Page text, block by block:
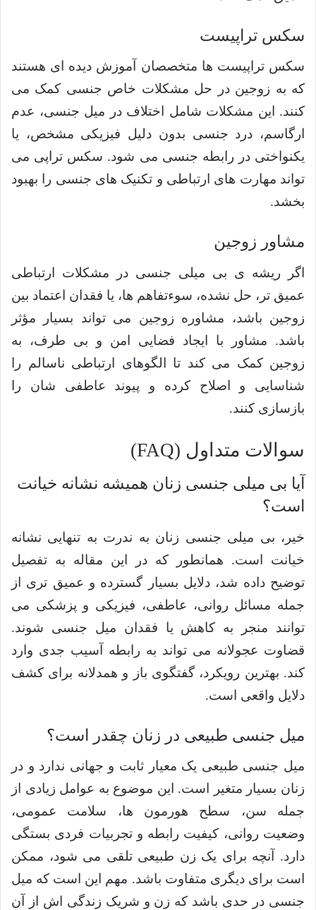
سکس تراپیست
سکس تراپیست ها متخصصان آموزش دیده ای هستند
که به زوجین در حل مشکلات خاص جنسی کمک می
کنند. این مشکلات شامل اختلاف در میل جنسی، عدم
ارگاسم، درد جنسی بدون دلیل فیزیکی مشخص، یا
یکنواختی در رابطه جنسی می شود. سکس تراپی می
تواند مهارت های ارتباطی و تکنیک های جنسی را بهبود
بخشد.
مشاور زوجین
اگر ریشه ی بی میلی جنسی در مشکلات ارتباطی
عمیق تر، حل نشده، سوءتفاهم ها، یا فقدان اعتماد بین
زوجین باشد، مشاوره زوجین می تواند بسیار مؤثر
باشد. مشاور با ایجاد فضایی امن و بی طرف، به
زوجین کمک می کند تا الگوهای ارتباطی ناسالم را
شناسایی و اصلاح کرده و پیوند عاطفی شان را
بازسازی کنند.
سوالات متداول (FAQ)
آیا بی میلی جنسی زنان همیشه نشانه خیانت
است؟
خیر، بی میلی جنسی زنان به ندرت به تنهایی نشانه
خیانت است. همانطور که در این مقاله به تفصیل
توضیح داده شد، دلایل بسیار گسترده و عمیق تری از
جمله مسائل روانی، عاطفی، فیزیکی و پزشکی می
توانند منجر به کاهش یا فقدان میل جنسی شوند.
قضاوت عجولانه می تواند به رابطه آسیب جدی وارد
کند. بهترین رویکرد، گفتگوی باز و همدلانه برای کشف
دلایل واقعی است.
میل جنسی طبیعی در زنان چقدر است؟
میل جنسی طبیعی یک معیار ثابت و جهانی ندارد و در
زنان بسیار متغیر است. این موضوع به عوامل زیادی از
جمله سن، سطح هورمون ها، سلامت عمومی،
وضعیت روانی، کیفیت رابطه و تجربیات فردی بستگی
دارد. آنچه برای یک زن طبیعی تلقی می شود، ممکن
است برای دیگری متفاوت باشد. مهم این است که میل
جنسی در حدی باشد که زن و شریک زندگی اش از آن